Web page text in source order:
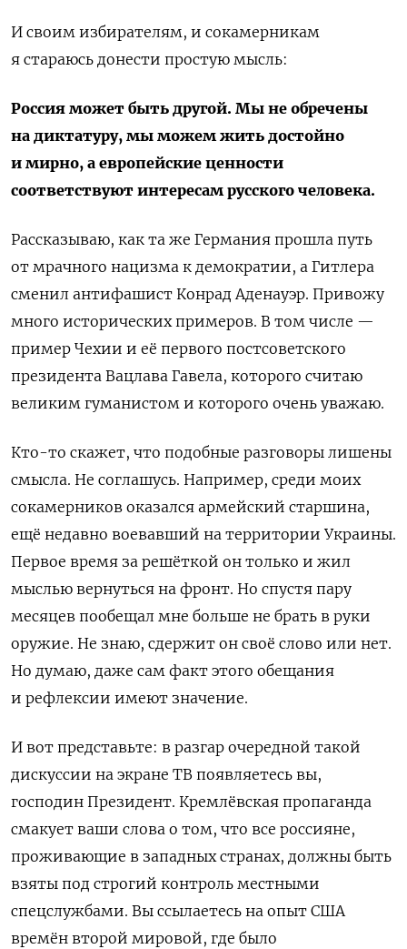
И своим избирателям, и сокамерникам
я стараюсь донести простую мысль:
Россия может быть другой. Мы не обречены
на диктатуру, мы можем жить достойно
и мирно, а европейские ценности
соответствуют интересам русского человека.
Рассказываю, как та же Германия прошла путь
от мрачного нацизма к демократии, а Гитлера
сменил антифашист Конрад Аденауэр. Привожу
много исторических примеров. В том числе —
пример Чехии и её первого постсоветского
президента Вацлава Гавела, которого считаю
великим гуманистом и которого очень уважаю.
Кто-то скажет, что подобные разговоры лишены
смысла. Не соглашусь. Например, среди моих
сокамерников оказался армейский старшина,
ещё недавно воевавший на территории Украины.
Первое время за решёткой он только и жил
мыслью вернуться на фронт. Но спустя пару
месяцев пообещал мне больше не брать в руки
оружие. Не знаю, сдержит он своё слово или нет.
Но думаю, даже сам факт этого обещания
и рефлексии имеют значение.
И вот представьте: в разгар очередной такой
дискуссии на экране ТВ появляетесь вы,
господин Президент. Кремлёвская пропаганда
смакует ваши слова о том, что все россияне,
проживающие в западных странах, должны быть
взяты под строгий контроль местными
спецслужбами. Вы ссылаетесь на опыт США
времён второй мировой, где было